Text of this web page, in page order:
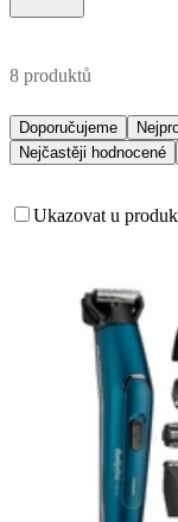
8 produktů
Doporučujeme
Nejčastěji hodnocené
Ukazovat u